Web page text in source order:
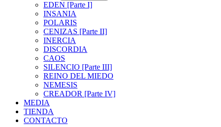
EDEN [Parte I]
INSANIA
POLARIS
CENIZAS [Parte II]
INERCIA
DISCORDIA
CAOS
SILENCIO [Parte III]
REINO DEL MIEDO
NEMESIS
CREADOR [Parte IV]
MEDIA
TIENDA
CONTACTO